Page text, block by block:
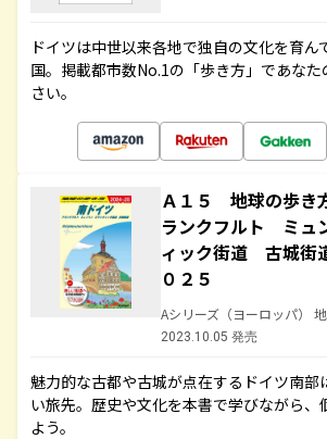
ドイツは中世以来各地で独自の文化を育ん
国。掲載都市数No.1の「歩き方」であな
さい。
Ａ１５ 地球の歩
ランクフルト ミュ
ィック街道 古城街
０２５
Aシリーズ（ヨーロッパ）
2023.10.05 発売
魅力的な古都や古城が点在するドイツ南部
い旅先。歴史や文化を本書で学びながら、
よう。